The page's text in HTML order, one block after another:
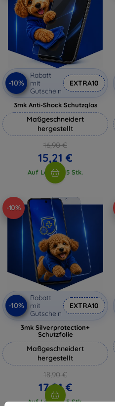
-10%
Rabatt
mit
Gutschein
EXTRA10
3mk Anti-Shock Schutzglas
Maßgeschneidert
hergestellt
16,90 €
15,21 €
Auf Lager > 5 Stk.
-10%
-10%
Rabatt
mit
Gutschein
EXTRA10
3mk Silverprotection+
Schutzfolie
Maßgeschneidert
hergestellt
18,90 €
17,01 €
Auf Lager > 5 Stk.